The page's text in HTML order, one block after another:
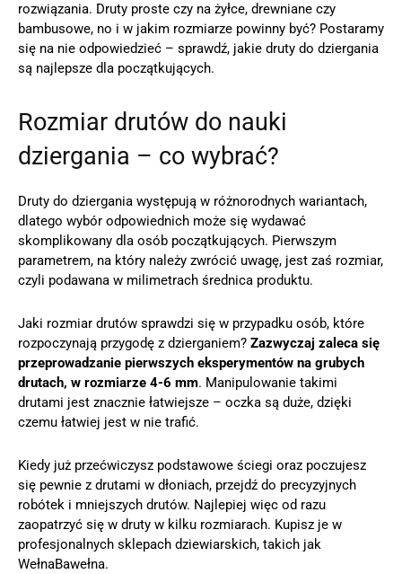
rozwiązania. Druty proste czy na żyłce, drewniane czy
bambusowe, no i w jakim rozmiarze powinny być? Postaramy
się na nie odpowiedzieć – sprawdź, jakie druty do dziergania
są najlepsze dla początkujących.
Rozmiar drutów do nauki
dziergania – co wybrać?
Druty do dziergania występują w różnorodnych wariantach,
dlatego wybór odpowiednich może się wydawać
skomplikowany dla osób początkujących. Pierwszym
parametrem, na który należy zwrócić uwagę, jest zaś rozmiar,
czyli podawana w milimetrach średnica produktu.
Jaki rozmiar drutów sprawdzi się w przypadku osób, które
rozpoczynają przygodę z dzierganiem? Zazwyczaj zaleca się
przeprowadzanie pierwszych eksperymentów na grubych
drutach, w rozmiarze 4-6 mm. Manipulowanie takimi
drutami jest znacznie łatwiejsze – oczka są duże, dzięki
czemu łatwiej jest w nie trafić.
Kiedy już przećwiczysz podstawowe ściegi oraz poczujesz
się pewnie z drutami w dłoniach, przejdź do precyzyjnych
robótek i mniejszych drutów. Najlepiej więc od razu
zaopatrzyć się w druty w kilku rozmiarach. Kupisz je w
profesjonalnych sklepach dziewiarskich, takich jak
WełnaBawełna.